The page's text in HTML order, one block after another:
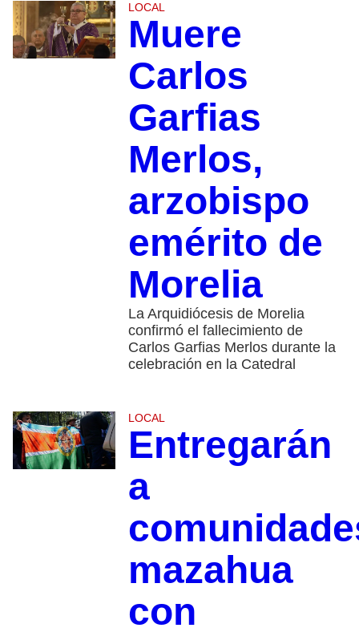
LOCAL
Muere
Carlos
Garfias
Merlos,
arzobispo
emérito de
Morelia
La Arquidiócesis de Morelia
confirmó el fallecimiento de
Carlos Garfias Merlos durante la
celebración en la Catedral
LOCAL
Entregarán
a
mazahua
con